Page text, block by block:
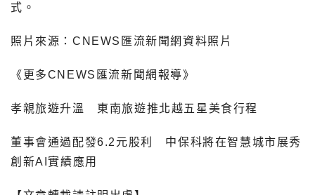
式。
照片來源：CNEWS匯流新聞網資料照片
《更多CNEWS匯流新聞網報導》
孝親旅遊升溫 東南旅遊推北越五星美食行程
董事會通過配發6.2元股利 中保科將在智慧城市展秀
創新AI實績應用